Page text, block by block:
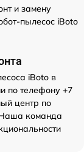
и замену
пылесос iBoto
iBoto в
по телефону +7
центр по
команда